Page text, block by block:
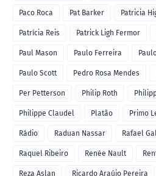
Paco Roca Pat Barker Patricia
Patrícia Reis Patrick Ligh Fermor
Paul Mason Paulo Ferreira
Paulo Scott Pedro Rosa Mendes
Per Petterson Philip Roth
Philippe Claudel Platão Primo
Rádio Raduan Nassar Rafael
Raquel Ribeiro Renée Nault
Reza Aslan Ricardo Araújo Pereira